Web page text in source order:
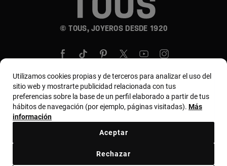
© TOUS, JOYEROS DESDE 1920
País y moneda:Costa Rica / US Dollar
Terminos y condiciones Política de uso y privacidad
Aviso legal
Utilizamos cookies propias y de terceros para analizar el uso del
sitio web y mostrarte publicidad relacionada con tus
preferencias sobre la base de un perfil elaborado a partir de tus
hábitos de navegación (por ejemplo, páginas visitadas). Más
información
Rechazar
Aceptar